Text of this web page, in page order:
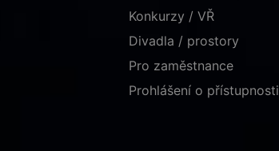
Konkurzy / VŘ
Divadla / prostory
Pro zaměstnance
Prohlášení o přístupnosti